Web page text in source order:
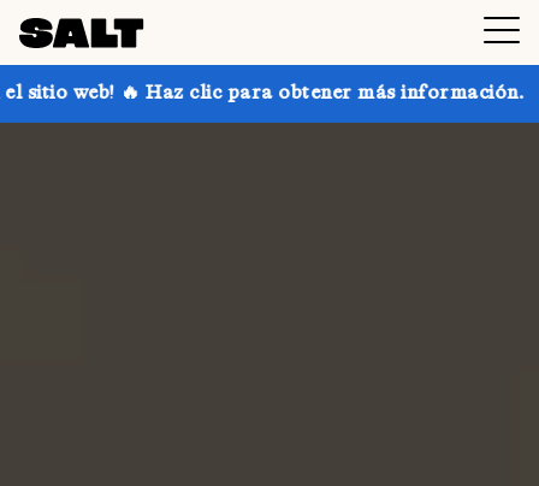
clic para obtener más información. ¡Consigue